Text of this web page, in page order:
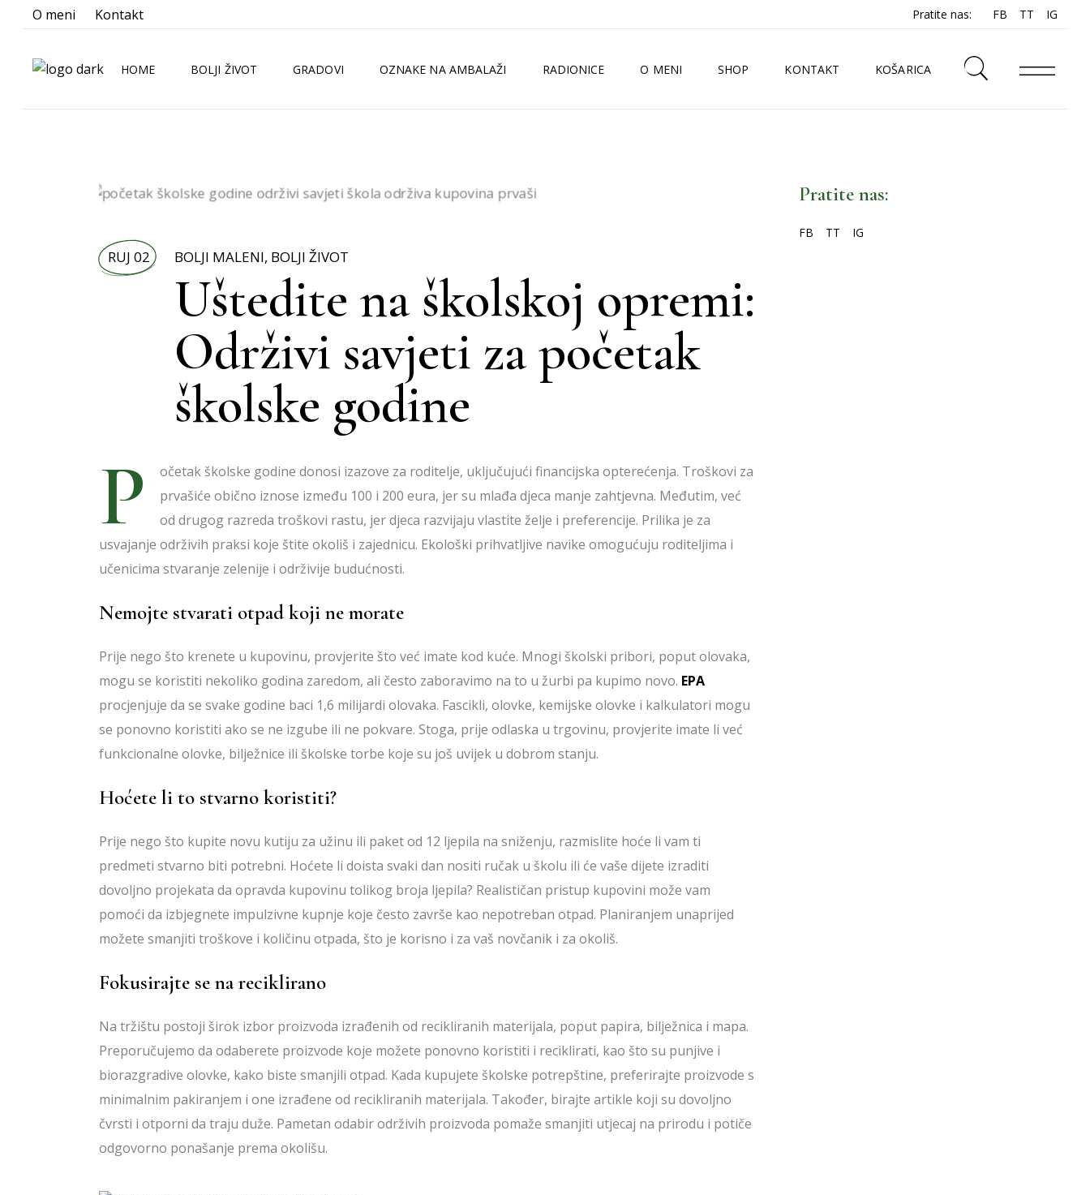
O meni Kontakt Pratite nas: FB TT IG
HOME BOLJI ŽIVOT
BOLJA OKOLINA
BOLJI LJUBIMCI
BOLJI MALENI
BOLJI ORMAR
BOLJI PRAZNICI
BOLJA POTROŠNJA
MOŽEMO BOLJE
GRADOVI
RIJEKA
OZNAKE NA AMBALAŽI RADIONICE O MENI SHOP KONTAKT KOŠARICA
RUJ 02 BOLJI MALENI, BOLJI ŽIVOT
Uštedite na školskoj opremi:
Održivi savjeti za početak
školske godine
P
očetak školske godine donosi izazove za roditelje, uključujući financijska opterećenja. Troškovi za
prvašiće obično iznose između 100 i 200 eura, jer su mlađa djeca manje zahtjevna. Međutim, već
od drugog razreda troškovi rastu, jer djeca razvijaju vlastite želje i preferencije. Prilika je za
usvajanje održivih praksi koje štite okoliš i zajednicu. Ekološki prihvatljive navike omogućuju roditeljima i
učenicima stvaranje zelenije i održivije budućnosti.
Nemojte stvarati otpad koji ne morate
Prije nego što krenete u kupovinu, provjerite što već imate kod kuće. Mnogi školski pribori, poput olovaka,
mogu se koristiti nekoliko godina zaredom, ali često zaboravimo na to u žurbi pa kupimo novo. EPA
procjenjuje da se svake godine baci 1,6 milijardi olovaka. Fascikli, olovke, kemijske olovke i kalkulatori mogu
se ponovno koristiti ako se ne izgube ili ne pokvare. Stoga, prije odlaska u trgovinu, provjerite imate li već
funkcionalne olovke, bilježnice ili školske torbe koje su još uvijek u dobrom stanju.
Hoćete li to stvarno koristiti?
Prije nego što kupite novu kutiju za užinu ili paket od 12 ljepila na sniženju, razmislite hoće li vam ti
predmeti stvarno biti potrebni. Hoćete li doista svaki dan nositi ručak u školu ili će vaše dijete izraditi
dovoljno projekata da opravda kupovinu tolikog broja ljepila? Realističan pristup kupovini može vam
pomoći da izbjegnete impulzivne kupnje koje često završe kao nepotreban otpad. Planiranjem unaprijed
možete smanjiti troškove i količinu otpada, što je korisno i za vaš novčanik i za okoliš.
Fokusirajte se na reciklirano
Na tržištu postoji širok izbor proizvoda izrađenih od recikliranih materijala, poput papira, bilježnica i mapa.
Preporučujemo da odaberete proizvode koje možete ponovno koristiti i reciklirati, kao što su punjive i
biorazgradive olovke, kako biste smanjili otpad. Kada kupujete školske potrepštine, preferirajte proizvode s
minimalnim pakiranjem i one izrađene od recikliranih materijala. Također, birajte artikle koji su dovoljno
čvrsti i otporni da traju duže. Pametan odabir održivih proizvoda pomaže smanjiti utjecaj na prirodu i potiče
odgovorno ponašanje prema okolišu.
Pratite nas:
FB TT IG